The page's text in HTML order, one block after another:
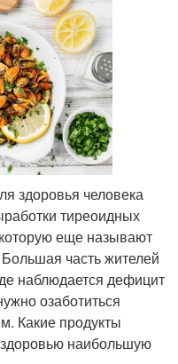
здоровья человека
тиреоидных
еще называют
часть жителей
наблюдается дефицит
озаботиться
Какие продукты
наибольшую